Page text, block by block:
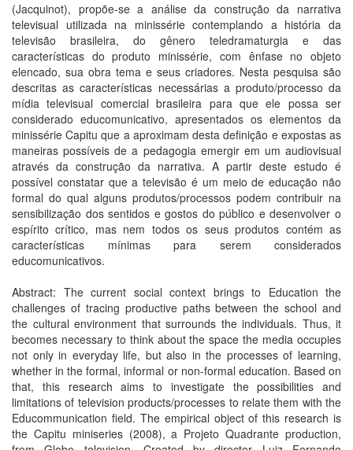
(Jacquinot), propõe-se a análise da construção da narrativa
televisual utilizada na minissérie contemplando a história da
televisão brasileira, do gênero teledramaturgia e das
características do produto minissérie, com ênfase no objeto
elencado, sua obra tema e seus criadores. Nesta pesquisa são
descritas as características necessárias a produto/processo da
mídia televisual comercial brasileira para que ele possa ser
considerado educomunicativo, apresentados os elementos da
minissérie Capitu que a aproximam desta definição e expostas as
maneiras possíveis de a pedagogia emergir em um audiovisual
através da construção da narrativa. A partir deste estudo é
possível constatar que a televisão é um meio de educação não
formal do qual alguns produtos/processos podem contribuir na
sensibilização dos sentidos e gostos do público e desenvolver o
espírito crítico, mas nem todos os seus produtos contém as
características mínimas para serem considerados
educomunicativos.
Abstract: The current social context brings to Education the
challenges of tracing productive paths between the school and
the cultural environment that surrounds the individuals. Thus, it
becomes necessary to think about the space the media occupies
not only in everyday life, but also in the processes of learning,
whether in the formal, informal or non-formal education. Based on
that, this research aims to investigate the possibilities and
limitations of television products/processes to relate them with the
Educommunication field. The empirical object of this research is
the Capitu miniseries (2008), a Projeto Quadrante production,